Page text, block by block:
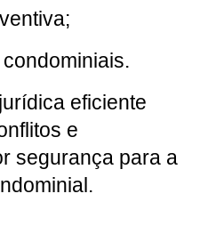
eficiente
e
segurança para a